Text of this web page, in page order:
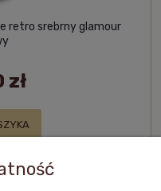
retro srebrny glamour
zł